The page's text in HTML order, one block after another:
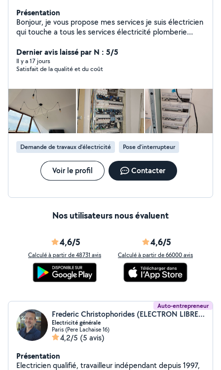
Présentation
Bonjour, je vous propose mes services je suis électricien
qui touche a tous les services électricité plomberie
instalation ventilateur chengement de tableau
electrique prise interupteur reparation fuit d'eau
chengement metigeur robineterie zero siix zero neuf
message que je peut pas repondre sur l'apli N'hister pas
à me contacter directement professionnel ,serieux,
attentif
Dernier avis laissé par N : 5/5
Il y a 17 jours
Satisfait de la qualité et du coût
Demande de travaux d’électricité Pose d'interrupteur
Voir le profil Contacter
Nos utilisateurs nous évaluent
4,6/5
Calculé à partir de 48731 avis
4,6/5
Calculé à partir de 66000 avis
Auto-entrepreneur
Frederic Christophorides (ELECTRON LIBRE ELEC PARIS)
Electricité générale
Paris (Pere Lachaise 16)
4,2/5 (5 avis)
Présentation
Electricien qualifié, travailleur indépendant depuis 1997,